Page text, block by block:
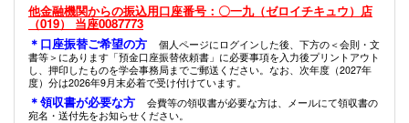
他金融機関からの振込用口座番号：〇一九（ゼロイチキュウ）店
（019） 当座0087773
＊口座振替ご希望の方
個人ページにログインした後、下方の＜会則・文
書等＞にあります「預金口座振替依頼書」に必要事項を入力後プリントアウト
し、押印したものを学会事務局までご郵送ください。なお、次年度（2027年
度）分は2026年9月末必着で受け付けています。
＊領収書が必要な方
会費等の領収書が必要な方は、メールにて領収書の
宛名・送付先をお知らせください。